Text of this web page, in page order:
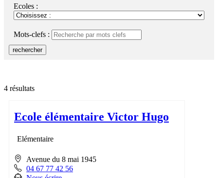
Ecoles :
Mots-clefs :
rechercher
4 résultats
Ecole élémentaire Victor Hugo
Elémentaire
Avenue du 8 mai 1945
04 67 77 42 56